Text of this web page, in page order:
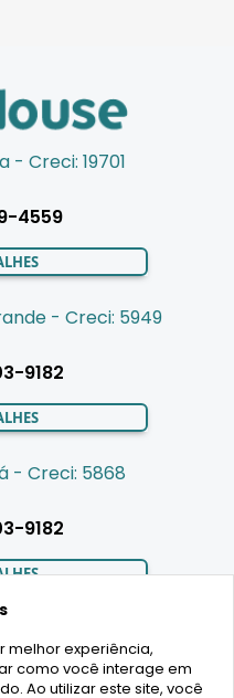
- Creci: 19701
4559
- Creci: 5949
9182
- Creci: 5868
9182
VOCÊ
melhor experiência,
como você interage em
Ao utilizar este site, você